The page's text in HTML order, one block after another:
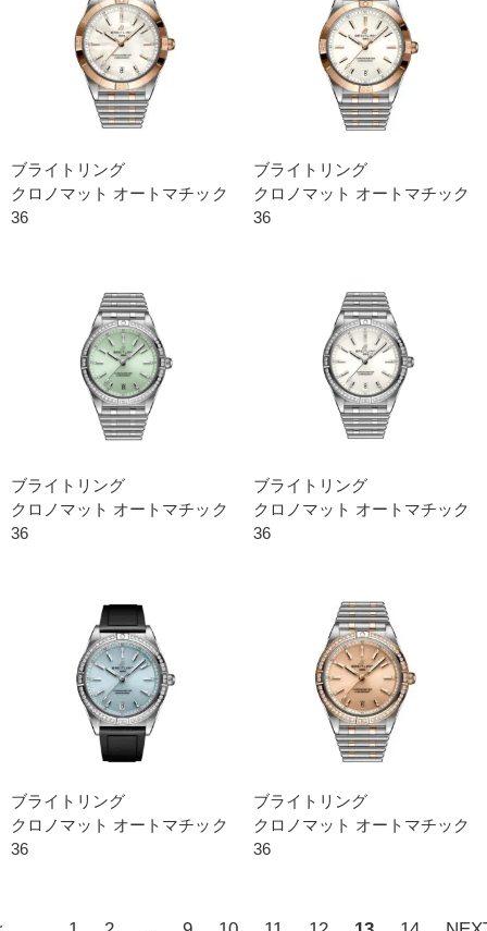
ブライトリング
クロノマット オートマチック
36
ブライトリング
クロノマット オートマチック
36
ブライトリング
クロノマット オートマチック
36
ブライトリング
クロノマット オートマチック
36
ブライトリング
クロノマット オートマチック
36
ブライトリング
クロノマット オートマチック
36